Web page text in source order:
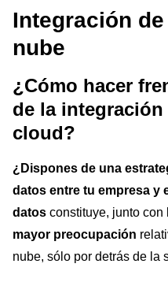
Integración
nube
¿Cómo hacer
de la integración
cloud?
¿Dispones de una
datos entre tu empresa y
datos constituye, junto con
mayor preocupación
nube, sólo por detrás de la